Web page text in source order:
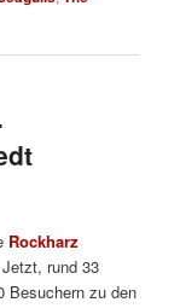
Rockharz
Jetzt, rund 33
Besuchern zu den